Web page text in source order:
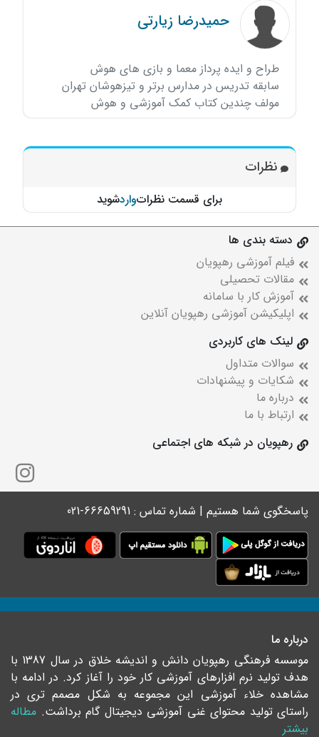
حمیدرضا زیارتی
طراح و ایده پرداز معما و بازی های هوش
سابقه تدریس در مدارس برتر و تیزهوشان تهران
مولف چندین کتاب کمک آموزشی و هوش
نظرات
برای قسمت نظراتواردشوید
دسته بندی ها
فیلم آموزشی رهپویان
مقالات تحصیلی
آموزش کار با سامانه
اپلیکیشن آموزشی رهپویان آنلاین
لینک های کاربردی
سوالات متداول
شکایات و پیشنهادات
درباره ما
ارتباط با ما
رهپویان در شبکه های اجتماعی
پاسخگوی شما هستیم | شماره تماس : 66659291-021
درباره ما
موسسه فرهنگی رهپویان دانش و اندیشه خلاق در سال 1387 با
هدف تولید نرم افزارهای آموزشی کار خود را آغاز کرد. در ادامه با
مشاهده خلاء آموزشی این مجموعه به شکل مصمم تری در
راستای تولید محتوای غنی آموزشی دیجیتال گام برداشت. مطاله
بیشتر